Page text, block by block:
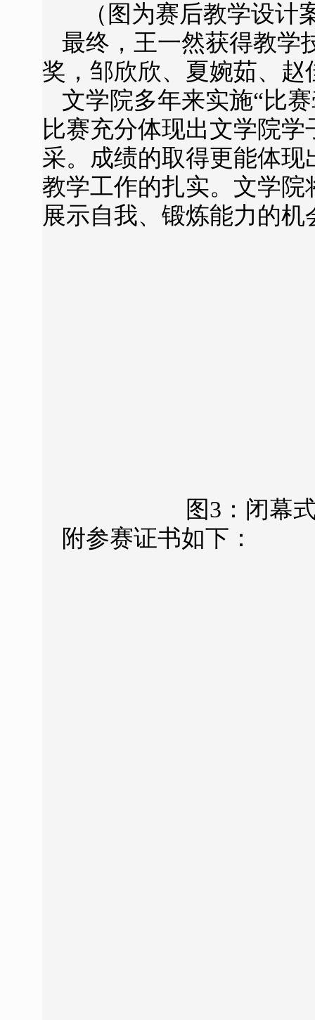
（图为赛后教学设
最终，王一然获得教学
奖，邹欣欣、夏婉茹、
文学院多年来实施“比
比赛充分体现出文学院
采。成绩的取得更能体
教学工作的扎实。文学院
展示自我、锻炼能力的
图3：闭幕
附参赛证书如下：